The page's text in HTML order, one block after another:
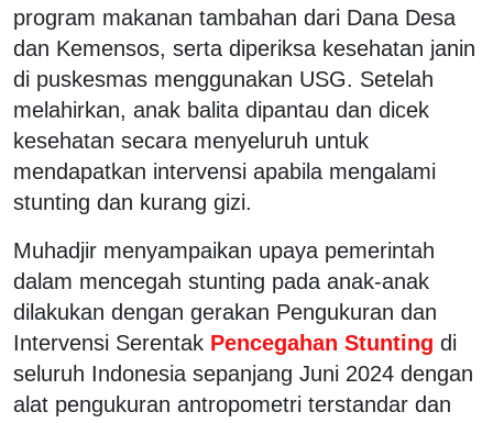
program makanan tambahan dari Dana Desa
dan Kemensos, serta diperiksa kesehatan janin
di puskesmas menggunakan USG. Setelah
melahirkan, anak balita dipantau dan dicek
kesehatan secara menyeluruh untuk
mendapatkan intervensi apabila mengalami
stunting dan kurang gizi.
Muhadjir menyampaikan upaya pemerintah
dalam mencegah stunting pada anak-anak
dilakukan dengan gerakan Pengukuran dan
Intervensi Serentak Pencegahan Stunting di
seluruh Indonesia sepanjang Juni 2024 dengan
alat pengukuran antropometri terstandar dan